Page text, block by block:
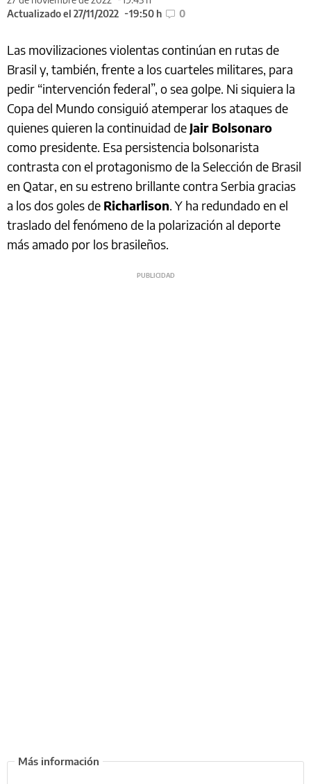
Actualizado el 27/11/2022
19:50 h 0
Las movilizaciones violentas continúan en rutas de
Brasil y, también, frente a los cuarteles militares, para
pedir “intervención federal”, o sea golpe. Ni siquiera la
Copa del Mundo consiguió atemperar los ataques de
quienes quieren la continuidad de Jair Bolsonaro
como presidente. Esa persistencia bolsonarista
contrasta con el protagonismo de la Selección de Brasil
en Qatar, en su estreno brillante contra Serbia gracias
a los dos goles de Richarlison. Y ha redundado en el
traslado del fenómeno de la polarización al deporte
más amado por los brasileños.